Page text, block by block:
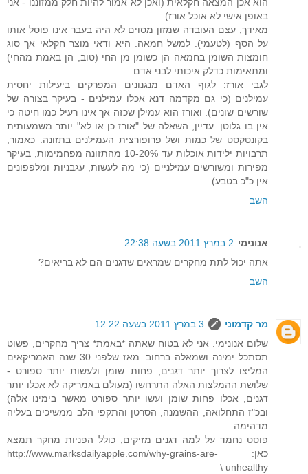
באופן אישי לא אוכל אורז).
מאידך, עצם העובדה שמזון מסוים לא היה בעבר אינו פוסל אותו
על הסף (לטעמי). למשל חמאה. היא ודאי מוצר חקלאי אך סוג
חומצות השומן בחמאה הן כשומן מן החי (טוב, הן באמת מהחי)
ומתאימות כדלק איכותי לבני אדם.
לגבי אורז: לגוף האדם מנגנונים המפרקים ביעילות יחסית
עמילנים (כי גם מקדמה דנא אכלו עמילנים - בעיקר בצורה של
שורשים שונים). ואורז הוא עמילן שכזה אך אינו רעיל כמו חיטה כי
אין בו גלוטן. עדיין, השאלה של "אורז כן או לא" יותר משמעותית
בקונטקסט של כמות ושל פרופורצית העמילנים בתזונה. כאמור,
תרבויות ילידות אוכלות עד 10-20% מהתזונה מפחמימות, בעיקר
מפירות ומשורשים עמילניים (כי מה לעשות, עגבניות ומלפפונים
אין כ"כ בטבע).
השב
אנונימי 2 במרץ 2011 בשעה 22:38
אתה יכול לתת מחקרים שמראים שדגנים הם לא בריאים?
השב
מר קדמוני
3 במרץ 2011 בשעה 12:22
שלום אנונימי. אני לא בטוח שאתה *באמת* צריך מחקרים, פשוט
תסתכל ימינה ושמאלה ברחוב. מאז שלפני 30 שנה האמריקאים
המליצו לצרוך יותר דגנים, פחות שומן ולעשות יותר ספורט -
שלושת ההמלצות האלה התרחשו (מעולם באמריקה לא אכלו יותר
דגנים, אכלו פחות שומן ועשו יותר ספורט מאשר בימינו אלה)
ובכ"ז התחלואה, ההשמנה, הסרטן והתקפי הלב ממשיכים בעליה
מדהימה.
פוסט נחמד על למה דגנים מזיקים, כולל הפניות מחקר תמצא
כאן: http://www.marksdailyapple.com/why-grains-are-
unhealthy \